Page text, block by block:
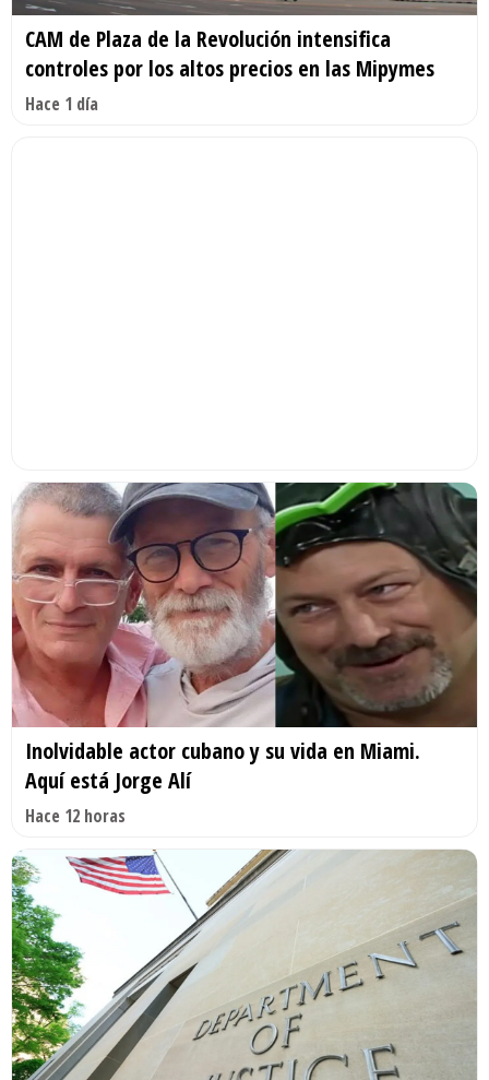
CAM de Plaza de la Revolución intensifica
controles por los altos precios en las Mipymes
Hace 1 día
Inolvidable actor cubano y su vida en Miami.
Aquí está Jorge Alí
Hace 12 horas